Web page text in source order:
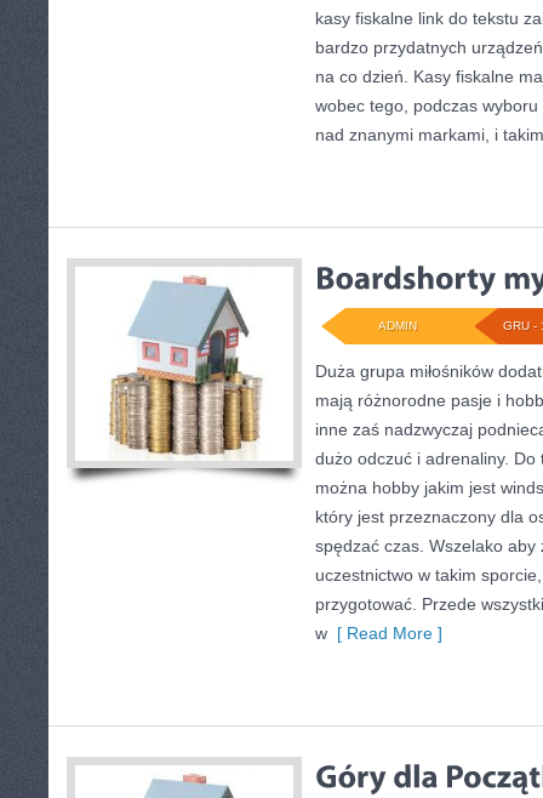
kasy fiskalne link do tekstu
bardzo przydatnych
na co dzień. Kasy fiskalne
wobec tego, podczas
nad znanymi markami, i
GRU -
ADMIN
Duża grupa miłośników
mają różnorodne pasje i
inne zaś nadzwyczaj
dużo odczuć i adrenaliny.
można hobby jakim jest
który jest przeznaczony dla
spędzać czas. Wszelako aby
uczestnictwo w takim
przygotować. Przede
w [ Read More ]